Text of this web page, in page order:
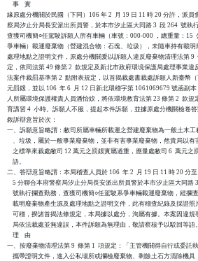
    事    實
緣原處分機關於民國（下同）106 年 2  月 19 日 11 時 20 分許，派員
察局汐止分局長安派出所員警，於本市汐止區大同路 3  段 264  號執
查獲司機簡○任駕駛訴願人所有車輛（車號：000-000 ，總重量：15
爭車輛）載運廢棄物（營建混合物：石塊、垃圾），未隨車持有載明
處理地點之證明文件，原處分機關爰以訴願人違反廢棄物清理法第 9
定，依同法第 49 條第 2  款規定及新北市政府環境保護局處理事業違
法案件裁罰基準第 2  點附表規定，以首揭裁處書裁處訴願人新臺幣
元罰鍰，並以 106  年 6  月 12 日新北環稽字第 1061069679 號函副
人所屬環境保護權責人員潘怡妏，將依環境教育法第 23 條第 2  款規
育講習 4  小時。訴願人不服，提起本件訴願，並據原處分機關檢卷
敘訴辯意旨於次：
一、訴願意旨略謂：敝司所屬車輛所載運之營建廢棄物為一般土木工
、垃圾，屬於一般事業廢棄物，並非有害事業廢棄物，然貴局以有
之標準來裁處敝司 12 萬元之罰鍰實屬過重，應量處敝司 6  萬元之
    語。
二、答辯意旨略謂：本局稽查人員於 106  年 2  月 19 日 11 時 20 分
5 分聯合本府警察局汐止分局長安派出所員警於本市汐止區大同路 3
號執行攔查勤務，查獲司機簡○任駕駛系爭車輛載運廢棄物，經攔
載明廢棄物產生源及處理地點之證明文件，此有稽查紀錄及採證照
可稽，揆諸首揭法條規定，本局據以處分，洵屬有據。本案因違規
    局依法裁處並無違誤，本件訴願為無理由，敬請察核予以駁回等語。
    理    由
一、按廢棄物清理法第 9  條第 1  項規定：「主管機關得自行或委託
攜帶證明文件，進入公私場所或攔檢廢棄物、剩餘土石方清除機具